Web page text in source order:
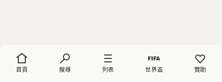
首頁 搜尋 列表 世界盃 贊助